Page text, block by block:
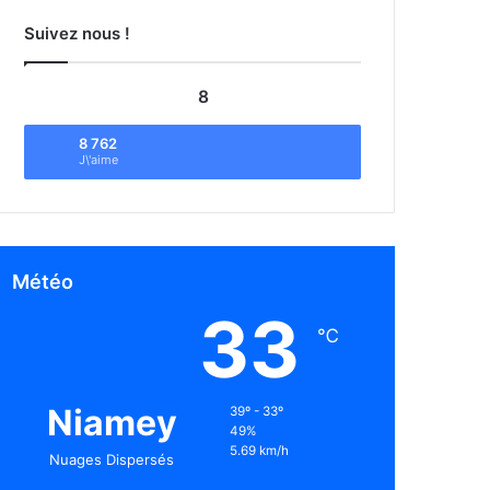
Suivez nous !
8
8 762
J\'aime
Météo
Niamey
Nuages Dispersés
33 ℃
39º - 33º
49%
5.69 km/h